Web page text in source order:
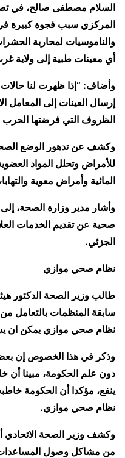
السلام مصطفى صالح، في
المركزي سبب فجوة كبيرة في
والناموسيات لمحاربة
أي معينات طبية إلى ولاية غرب
وأضاف: “إذا ظهرت لنا حالات
إرسال العينات إلى المعامل
الظروف التي فرضتها الحرب
وكشف عن تدهور الوضع
للأمراض وتحلل المواد
المائية وأمراض معوية
صحية عن تقديم الخدمات
الجزئي.
نظام صحي موازي
طالب وزير الصحة الدكتور
سابقة المنظمات بالتعامل
نظام صحي موازي يمكن ان
وذكر في هذا الخصوص إن
دون علم الحكومة، مبينا
ينفع، مؤكدا أن الحكومة
نظام صحي موازي.
من مشاكل وصول المساعدات